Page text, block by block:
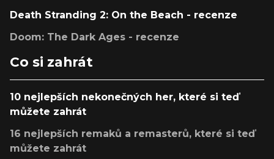
Death Stranding 2: On the Beach - recenze
Doom: The Dark Ages - recenze
Co si zahrát
10 nejlepších nekonečných her, které si teď
můžete zahrát
16 nejlepších remaků a remasterů, které si teď
můžete zahrát